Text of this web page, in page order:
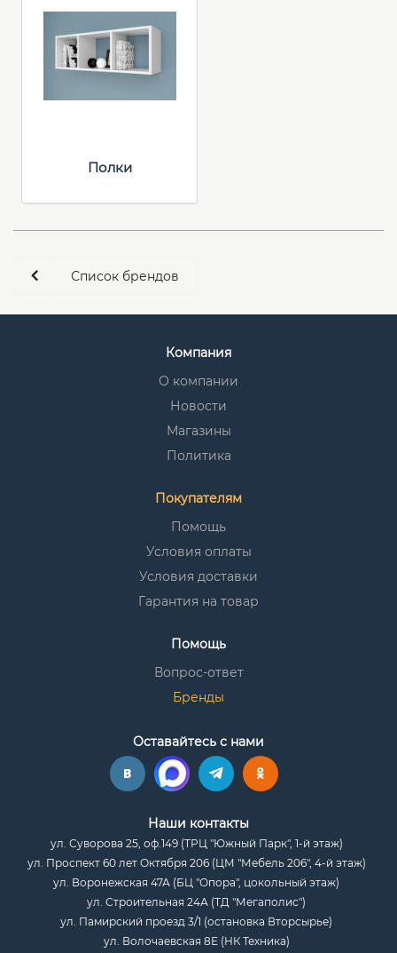
Полки
Список брендов
Компания
О компании
Новости
Магазины
Политика
Покупателям
Помощь
Условия оплаты
Условия доставки
Гарантия на товар
Помощь
Вопрос-ответ
Бренды
Оставайтесь с нами
Наши контакты
ул. Суворова 25, оф.149 (ТРЦ "Южный Парк", 1-й этаж)
ул. Проспект 60 лет Октября 206 (ЦМ "Мебель 206", 4-й этаж)
ул. Воронежская 47А (БЦ "Опора", цокольный этаж)
ул. Строительная 24А (ТД "Мегаполис")
ул. Памирский проезд 3/1 (остановка Вторсырье)
ул. Волочаевская 8Е (НК Техника)